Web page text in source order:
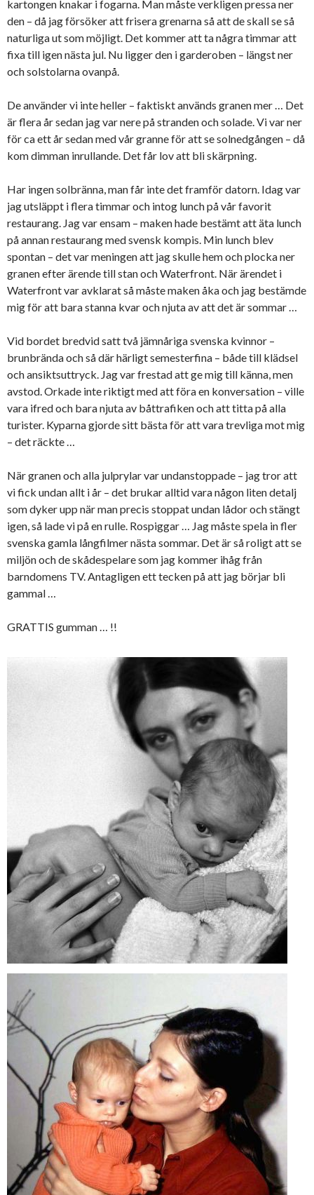
kartongen knakar i fogarna. Man måste verkligen pressa ner
den – då jag försöker att frisera grenarna så att de skall se så
naturliga ut som möjligt. Det kommer att ta några timmar att
fixa till igen nästa jul. Nu ligger den i garderoben – längst ner
och solstolarna ovanpå.
De använder vi inte heller – faktiskt används granen mer … Det
är flera år sedan jag var nere på stranden och solade. Vi var ner
för ca ett år sedan med vår granne för att se solnedgången – då
kom dimman inrullande. Det får lov att bli skärpning.
Har ingen solbränna, man får inte det framför datorn. Idag var
jag utsläppt i flera timmar och intog lunch på vår favorit
restaurang. Jag var ensam – maken hade bestämt att äta lunch
på annan restaurang med svensk kompis. Min lunch blev
spontan – det var meningen att jag skulle hem och plocka ner
granen efter ärende till stan och Waterfront. När ärendet i
Waterfront var avklarat så måste maken åka och jag bestämde
mig för att bara stanna kvar och njuta av att det är sommar …
Vid bordet bredvid satt två jämnåriga svenska kvinnor –
brunbrända och så där härligt semesterfina – både till klädsel
och ansiktsuttryck. Jag var frestad att ge mig till känna, men
avstod. Orkade inte riktigt med att föra en konversation – ville
vara ifred och bara njuta av båttrafiken och att titta på alla
turister. Kyparna gjorde sitt bästa för att vara trevliga mot mig
– det räckte …
När granen och alla julprylar var undanstoppade – jag tror att
vi fick undan allt i år – det brukar alltid vara någon liten detalj
som dyker upp när man precis stoppat undan lådor och stängt
igen, så lade vi på en rulle. Rospiggar … Jag måste spela in fler
svenska gamla långfilmer nästa sommar. Det är så roligt att se
miljön och de skådespelare som jag kommer ihåg från
barndomens TV. Antagligen ett tecken på att jag börjar bli
gammal …
GRATTIS gumman … !!